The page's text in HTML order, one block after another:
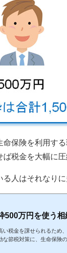
保険を利用す
税金を大幅に圧
人はそれなりに
500万円を使う相
税金を課せられるため
節税対策に、生命保険